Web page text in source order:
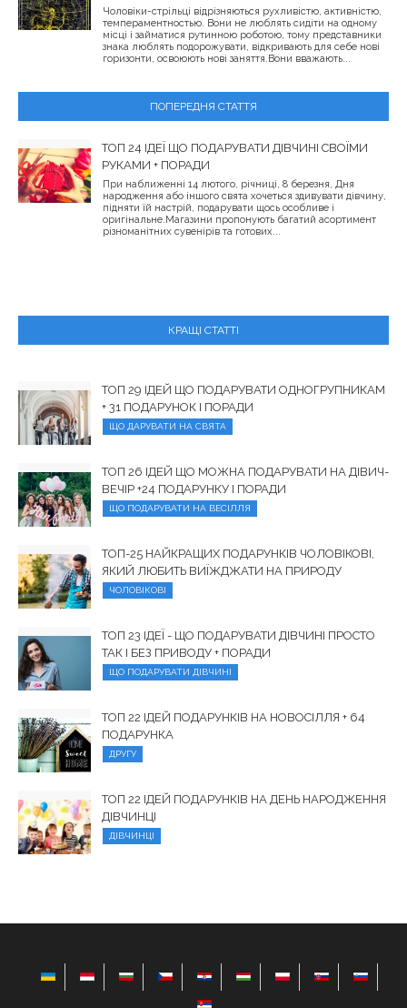
Чоловіки-стрільці відрізняються рухливістю, активністю,
темпераментностью. Вони не люблять сидіти на одному
місці і займатися рутинною роботою, тому представники
знака люблять подорожувати, відкривають для себе нові
горизонти, освоюють нові заняття.Вони вважають...
ПОПЕРЕДНЯ СТАТТЯ
ТОП 24 ІДЕЇ ЩО ПОДАРУВАТИ ДІВЧИНІ СВОЇМИ
РУКАМИ + ПОРАДИ
При наближенні 14 лютого, річниці, 8 березня, Дня
народження або іншого свята хочеться здивувати дівчину,
підняти їй настрій, подарувати щось особливе і
оригінальне.Магазини пропонують багатий асортимент
різноманітних сувенірів та готових...
КРАЩІ СТАТТІ
ТОП 29 ІДЕЙ ЩО ПОДАРУВАТИ ОДНОГРУПНИКАМ
+ 31 ПОДАРУНОК І ПОРАДИ
ЩО ДАРУВАТИ НА СВЯТА
ТОП 26 ІДЕЙ ЩО МОЖНА ПОДАРУВАТИ НА ДІВИЧ-
ВЕЧІР +24 ПОДАРУНКУ І ПОРАДИ
ЩО ПОДАРУВАТИ НА ВЕСІЛЛЯ
ТОП-25 НАЙКРАЩИХ ПОДАРУНКІВ ЧОЛОВІКОВІ,
ЯКИЙ ЛЮБИТЬ ВИЇЖДЖАТИ НА ПРИРОДУ
ЧОЛОВІКОВІ
ТОП 23 ІДЕЇ - ЩО ПОДАРУВАТИ ДІВЧИНІ ПРОСТО
ТАК І БЕЗ ПРИВОДУ + ПОРАДИ
ЩО ПОДАРУВАТИ ДІВЧИНІ
ТОП 22 ІДЕЙ ПОДАРУНКІВ НА НОВОСІЛЛЯ + 64
ПОДАРУНКА
ДРУГУ
ТОП 22 ІДЕЙ ПОДАРУНКІВ НА ДЕНЬ НАРОДЖЕННЯ
ДІВЧИНЦІ
ДІВЧИНЦІ